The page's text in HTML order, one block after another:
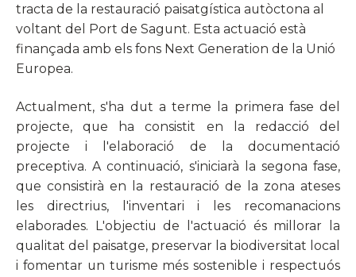
tracta de la restauració paisatgística autòctona al
voltant del Port de Sagunt. Esta actuació està
finançada amb els fons Next Generation de la Unió
Europea.
Actualment, s'ha dut a terme la primera fase del
projecte, que ha consistit en la redacció del
projecte i l'elaboració de la documentació
preceptiva. A continuació, s'iniciarà la segona fase,
que consistirà en la restauració de la zona ateses
les directrius, l'inventari i les recomanacions
elaborades. L'objectiu de l'actuació és millorar la
qualitat del paisatge, preservar la biodiversitat local
i fomentar un turisme més sostenible i respectuós